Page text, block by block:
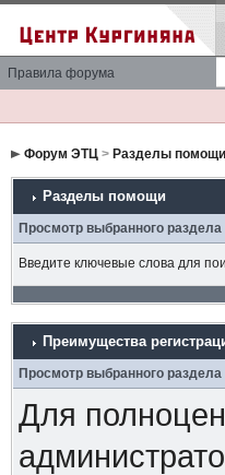
Правила форума
Форум ЭТЦ> Разделы
Разделы помощи
Просмотр выбранного раздела
Введите ключевые слова для
Преимущества
Просмотр выбранного раздела
Для